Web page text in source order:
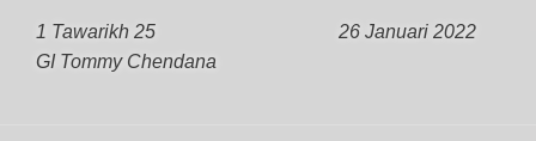
1 Tawarikh 25
26 Januari 2022
GI Tommy Chendana